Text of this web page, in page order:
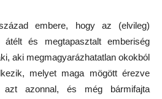
embere, hogy az (elvileg)
és megtapasztalt emberiség
aki megmagyarázhatatlan okokból
melyet maga mögött érezve
azonnal, és még bármifajta